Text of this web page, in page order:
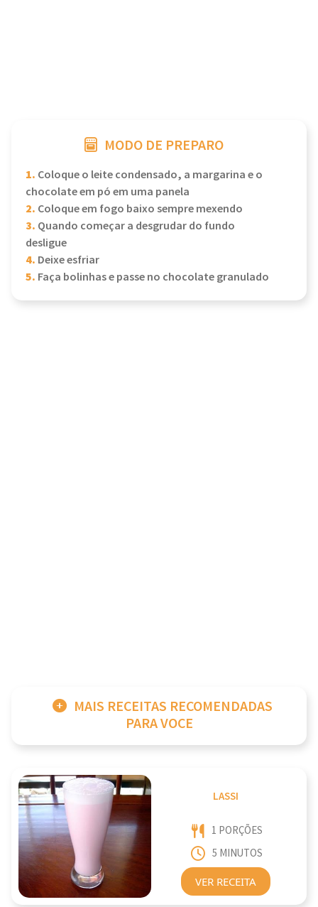
MODO DE PREPARO
1. Coloque o leite condensado, a margarina e o
chocolate em pó em uma panela
2. Coloque em fogo baixo sempre mexendo
3. Quando começar a desgrudar do fundo
desligue
4. Deixe esfriar
5. Faça bolinhas e passe no chocolate granulado
MAIS RECEITAS RECOMENDADAS
PARA VOCE
LASSI
1 PORÇÕES
5 MINUTOS
VER RECEITA